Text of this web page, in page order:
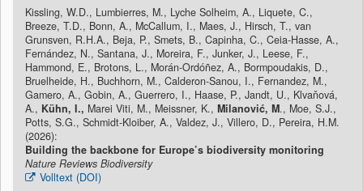
Kissling, W.D., Lumbierres, M., Lyche Solheim, A., Liquete, C.,
Breeze, T.D., Bonn, A., McCallum, I., Maes, J., Hirsch, T., van
Grunsven, R.H.A., Beja, P., Smets, B., Capinha, C., Ceia-Hasse, A.,
Fernández, N., Santana, J., Moreira, F., Junker, J., Leese, F.,
Hammond, E., Brotons, L., Morán-Ordóñez, A., Bormpoudakis, D.,
Bruelheide, H., Buchhorn, M., Calderon-Sanou, I., Fernandez, M.,
Gamero, A., Gobin, A., Guerrero, I., Haase, P., Jandt, U., Klvaňová,
A., Kühn, I., Marei Viti, M., Meissner, K., Milanović, M., Moe, S.J.,
Potts, S.G., Schmidt-Kloiber, A., Valdez, J., Villero, D., Pereira, H.M.
(2026):
Building the backbone for Europe’s biodiversity monitoring
Nature Reviews Biodiversity
Volltext (DOI)